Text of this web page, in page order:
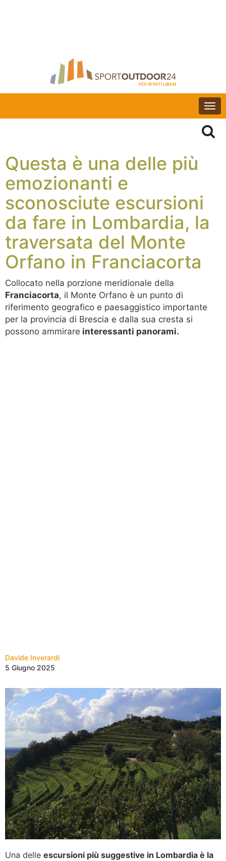
Questa è una delle più
emozionanti e
sconosciute escursioni
da fare in Lombardia, la
traversata del Monte
Orfano in Franciacorta
Collocato nella porzione meridionale della
Franciacorta, il Monte Orfano è un punto di
riferimento geografico e paesaggistico importante
per la provincia di Brescia e dalla sua cresta si
possono ammirare interessanti panorami.
Davide Inverardi
5 Giugno 2025
Una delle escursioni più suggestive in Lombardia è la